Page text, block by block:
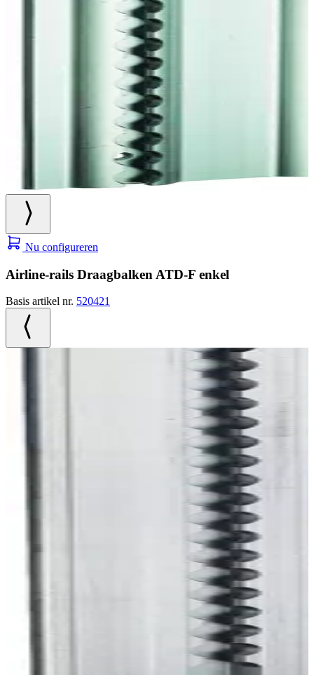
Nu configureren
Airline-rails Draagbalken ATD-F enkel
Basis artikel nr. 520421